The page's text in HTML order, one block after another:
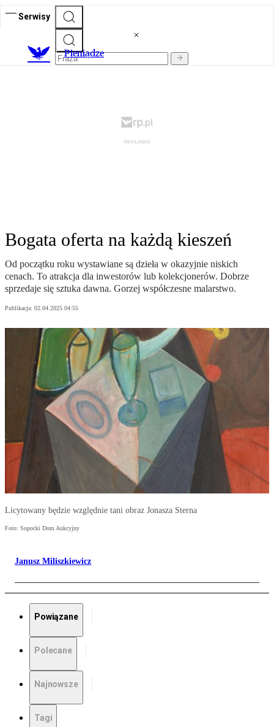
Serwisy
Pieniądze
Bogata oferta na każdą kieszeń
Od początku roku wystawiane są dzieła w okazyjnie niskich
cenach. To atrakcja dla inwestorów lub kolekcjonerów. Dobrze
sprzedaje się sztuka dawna. Gorzej współczesne malarstwo.
Publikacja: 02.04.2025 04:55
Licytowany będzie względnie tani obraz Jonasza Sterna
Foto: Sopocki Dom Aukcyjny
Janusz Miliszkiewicz
Powiązane
Polecane
Najnowsze
Tagi